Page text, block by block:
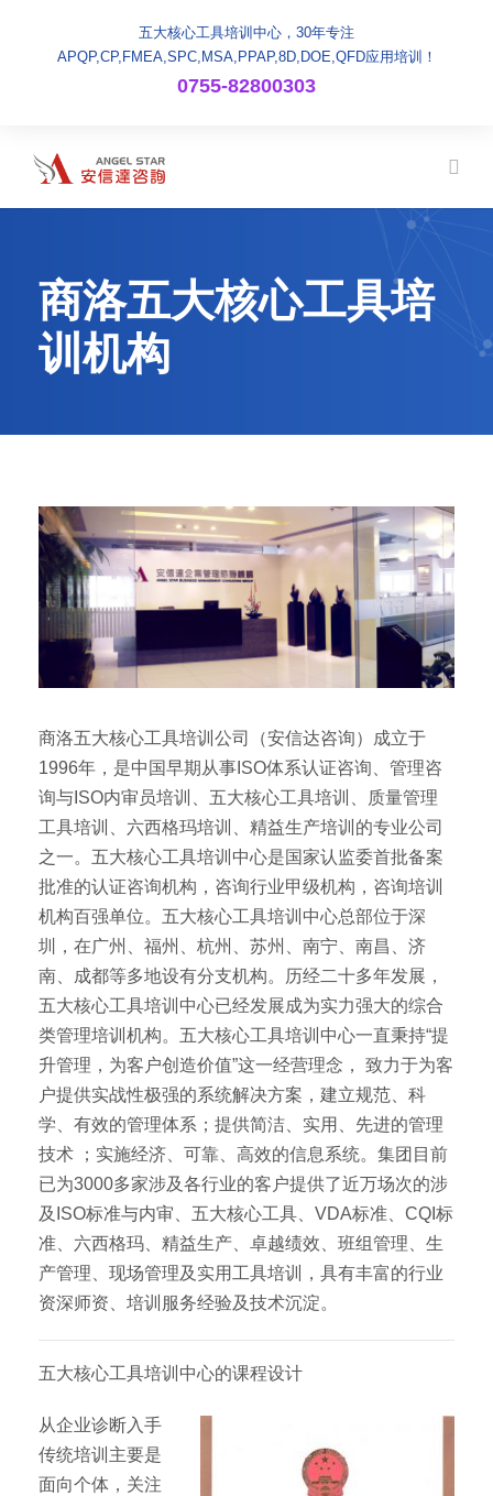
五大核心工具培训中心，30年专注
APQP,CP,FMEA,SPC,MSA,PPAP,8D,DOE,QFD应用培训！
0755-82800303
商洛五大核心工具培
训机构
商洛五大核心工具培训公司（安信达咨询）成立于
1996年，是中国早期从事ISO体系认证咨询、管理咨
询与ISO内审员培训、五大核心工具培训、质量管理
工具培训、六西格玛培训、精益生产培训的专业公司
之一。五大核心工具培训中心是国家认监委首批备案
批准的认证咨询机构，咨询行业甲级机构，咨询培训
机构百强单位。五大核心工具培训中心总部位于深
圳，在广州、福州、杭州、苏州、南宁、南昌、济
南、成都等多地设有分支机构。历经二十多年发展，
五大核心工具培训中心已经发展成为实力强大的综合
类管理培训机构。五大核心工具培训中心一直秉持“提
升管理，为客户创造价值”这一经营理念， 致力于为客
户提供实战性极强的系统解决方案，建立规范、科
学、有效的管理体系；提供简洁、实用、先进的管理
技术 ；实施经济、可靠、高效的信息系统。集团目前
已为3000多家涉及各行业的客户提供了近万场次的涉
及ISO标准与内审、五大核心工具、VDA标准、CQI标
准、六西格玛、精益生产、卓越绩效、班组管理、生
产管理、现场管理及实用工具培训，具有丰富的行业
资深师资、培训服务经验及技术沉淀。
五大核心工具培训中心的课程设计
从企业诊断入手
传统培训主要是
面向个体，关注